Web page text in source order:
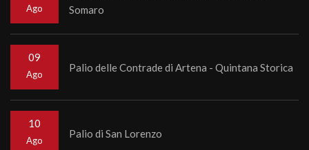
Ago
Somaro
09
Ago
Palio delle Contrade di Artena - Quintana Storica
10
Ago
Palio di San Lorenzo